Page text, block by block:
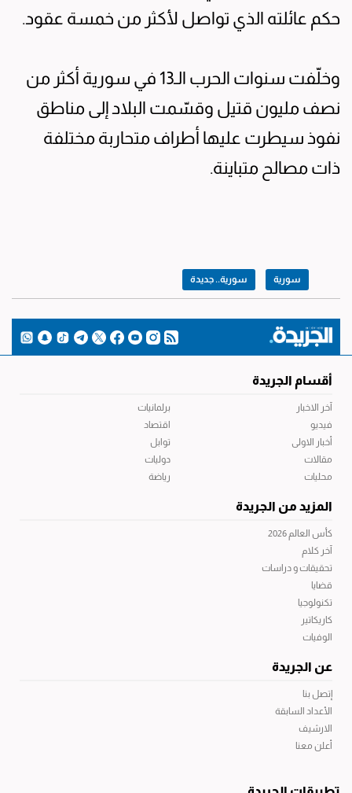
حكم عائلته الذي تواصل لأكثر من خمسة عقود.
وخلّفت سنوات الحرب الـ13 في سورية أكثر من
نصف مليون قتيل وقسّمت البلاد إلى مناطق
نفوذ سيطرت عليها أطراف متحاربة مختلفة
ذات مصالح متباينة.
سورية سورية.. جديدة
أقسام الجريدة
آخر الاخبار
فيديو
أخبار الاولى
مقالات
محليات
برلمانيات
اقتصاد
توابل
دوليات
رياضة
المزيد من الجريدة
كأس العالم 2026
آخر كلام
تحقيقات و دراسات
قضايا
تكنولوجيا
كاريكاتير
الوفيات
عن الجريدة
إتصل بنا
الأعداد السابقة
الارشيف
أعلن معنا